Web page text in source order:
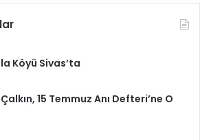
Köyü Sivas’ta
15 Temmuz Anı Defteri’ne O